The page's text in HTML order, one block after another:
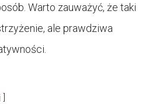
Warto zauważyć, że taki
ale prawdziwa